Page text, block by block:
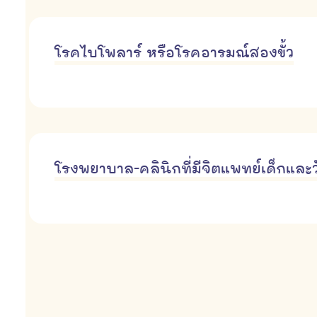
โรคไบโพลาร์ หรือโรคอารมณ์สองขั้ว
โรงพยาบาล-คลินิกที่มีจิตแพทย์เด็กและ